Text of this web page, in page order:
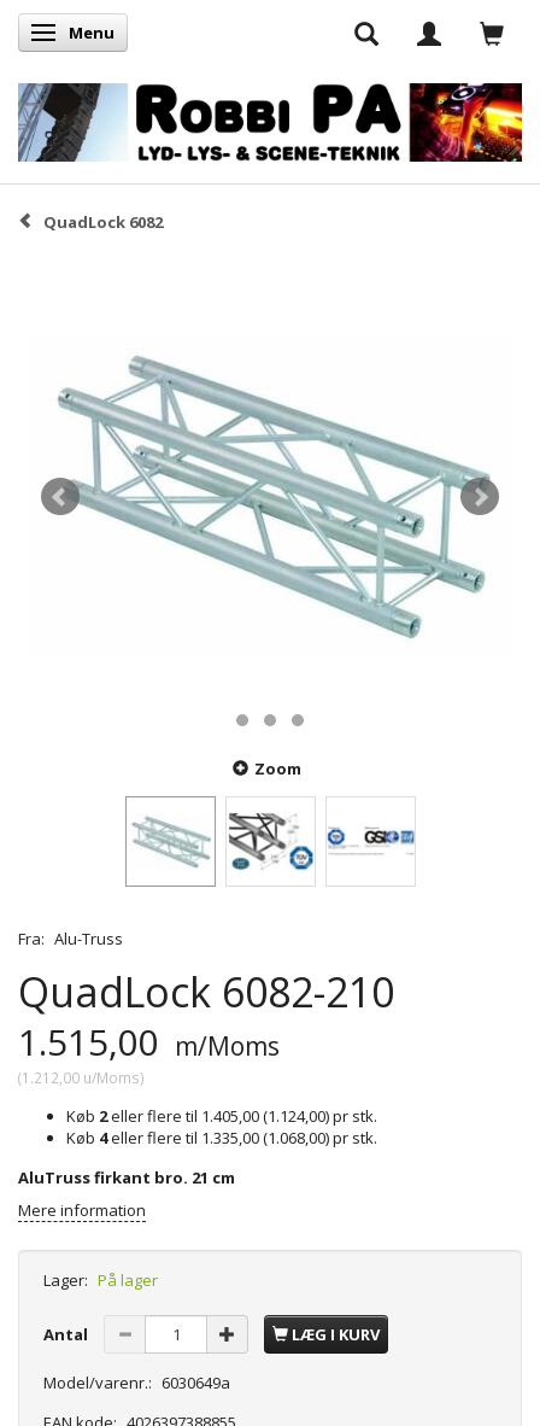
Skifte navigation
Menu
QuadLock 6082
Zoom
Fra: Alu-Truss
QuadLock 6082-210
1.515,00 m/Moms
(1.212,00 u/Moms)
Køb 2eller flere til 1.405,00(1.124,00)pr stk.
Køb 4eller flere til 1.335,00(1.068,00)pr stk.
AluTruss firkant bro. 21 cm
Mere information
Lager: På lager
Antal LÆG I KURV
Model/varenr.: 6030649a